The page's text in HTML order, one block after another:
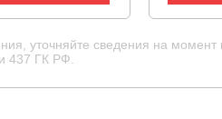
уточняйте сведения на момент
437 ГК РФ.